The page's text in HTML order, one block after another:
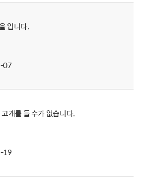
입니다.
07
개를 들 수가 없습니다.
19